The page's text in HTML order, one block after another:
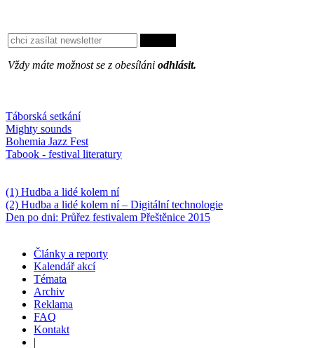
Vždy máte možnost se z obesíláni odhlásit.
Táborská setkání
Mighty sounds
Bohemia Jazz Fest
Tabook - festival literatury
(1) Hudba a lidé kolem ní
(2) Hudba a lidé kolem ní – Digitální technologie
Den po dni: Průřez festivalem Přeštěnice 2015
Články a reporty
Kalendář akcí
Témata
Archiv
Reklama
FAQ
Kontakt
|